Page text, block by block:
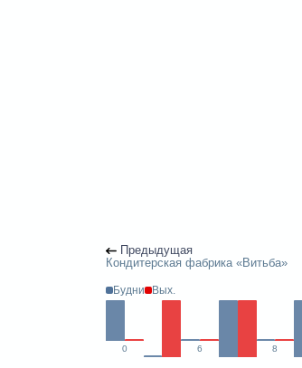
Предыдущая
Кондитерская фабрика «Витьба»
Будни Вых.
0 6 8